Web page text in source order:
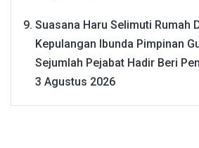
Suasana Haru Selimuti Rumah
Kepulangan Ibunda Pimpinan
Sejumlah Pejabat Hadir Beri
3 Agustus 2026